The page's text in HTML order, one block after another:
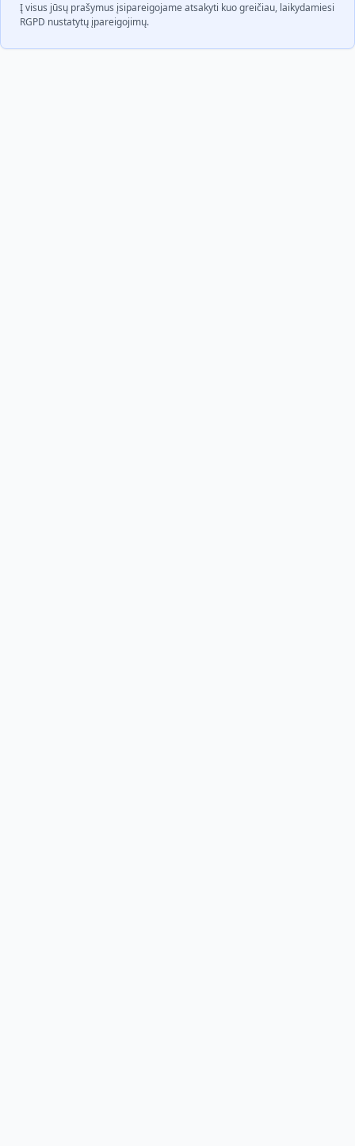
Į visus jūsų prašymus įsipareigojame atsakyti kuo greičiau, laikydamiesi
RGPD nustatytų įpareigojimų.